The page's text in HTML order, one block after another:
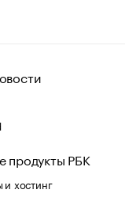
продукты РБК
хостинг